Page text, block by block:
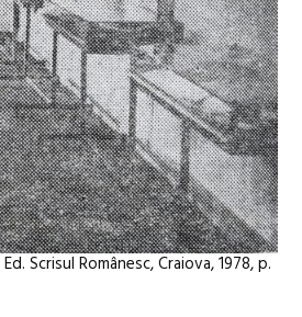
Scrisul Românesc, Craiova, 1978, p.